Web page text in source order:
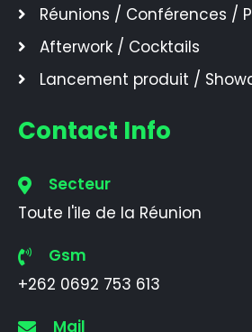
Réunions / Conférences /
Afterwork / Cocktails
Lancement produit /
Contact Info
Secteur
Toute l'ile de la Réunion
Gsm
+262 0692 753 613
Mail